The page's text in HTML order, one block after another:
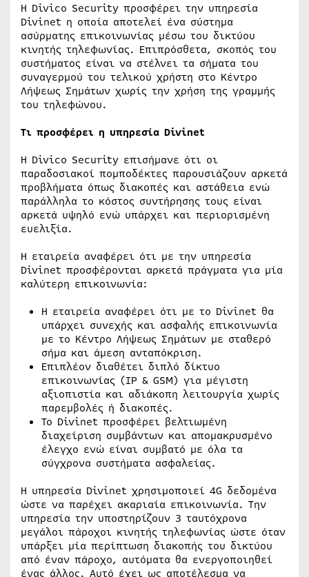
Η Divico Security προσφέρει την υπηρεσία
Divinet η οποία αποτελεί ένα σύστημα
ασύρματης επικοινωνίας μέσω του δικτύου
κινητής τηλεφωνίας. Επιπρόσθετα, σκοπός του
συστήματος είναι να στέλνει τα σήματα του
συναγερμού του τελικού χρήστη στο Κέντρο
Λήψεως Σημάτων χωρίς την χρήση της γραμμής
του τηλεφώνου.
Τι προσφέρει η υπηρεσία Divinet
Η Divico Security επισήμανε ότι οι
παραδοσιακοί πομποδέκτες παρουσιάζουν αρκετά
προβλήματα όπως διακοπές και αστάθεια ενώ
παράλληλα το κόστος συντήρησης τους είναι
αρκετά υψηλό ενώ υπάρχει και περιορισμένη
ευελιξία.
Η εταιρεία αναφέρει ότι με την υπηρεσία
Divinet προσφέρονται αρκετά πράγματα για μία
καλύτερη επικοινωνία:
Η εταιρεία αναφέρει ότι με το Divinet θα
υπάρχει συνεχής και ασφαλής επικοινωνία
με το Κέντρο Λήψεως Σημάτων με σταθερό
σήμα και άμεση ανταπόκριση.
Επιπλέον διαθέτει διπλό δίκτυο
επικοινωνίας (IP & GSM) για μέγιστη
αξιοπιστία και αδιάκοπη λειτουργία χωρίς
παρεμβολές ή διακοπές.
Το Divinet προσφέρει βελτιωμένη
διαχείριση συμβάντων και απομακρυσμένο
έλεγχο ενώ είναι συμβατό με όλα τα
σύγχρονα συστήματα ασφαλείας.
Η υπηρεσία Divinet χρησιμοποιεί 4G δεδομένα
ώστε να παρέχει ακαριαία επικοινωνία. Την
υπηρεσία την υποστηρίζουν 3 ταυτόχρονα
μεγάλοι πάροχοι κινητής τηλεφωνίας ώστε όταν
υπάρξει μία περίπτωση διακοπής του δικτύου
από έναν πάροχο, αυτόματα θα ενεργοποιηθεί
ένας άλλος. Αυτό έχει ως αποτέλεσμα να